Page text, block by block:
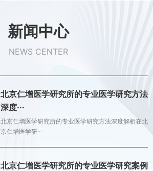
新闻中心
NEWS CENTER
北京仁增医学研究所的专业医学研究方法
深度···
北京仁增医学研究所的专业医学研究方法深度解析在北
京仁增医学研···
北京仁增医学研究所的专业医学研究案例